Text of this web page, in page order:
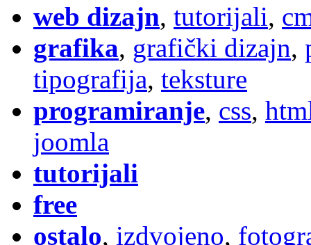
web dizajn, tutorijali,
grafika, grafički dizajn,
tipografija, teksture
programiranje, css,
joomla
tutorijali
free
ostalo, izdvojeno,